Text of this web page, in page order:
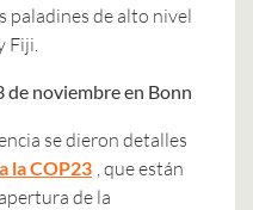
paladines de alto nivel
Fiji.
de noviembre en Bonn
se dieron detalles
la COP23 , que están
de la